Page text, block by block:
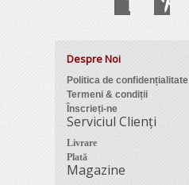
Despre Noi
Politica de confidențialitate
Termeni & condiții
Înscrieți-ne
Serviciul Clienți
Livrare
Plată
Magazine